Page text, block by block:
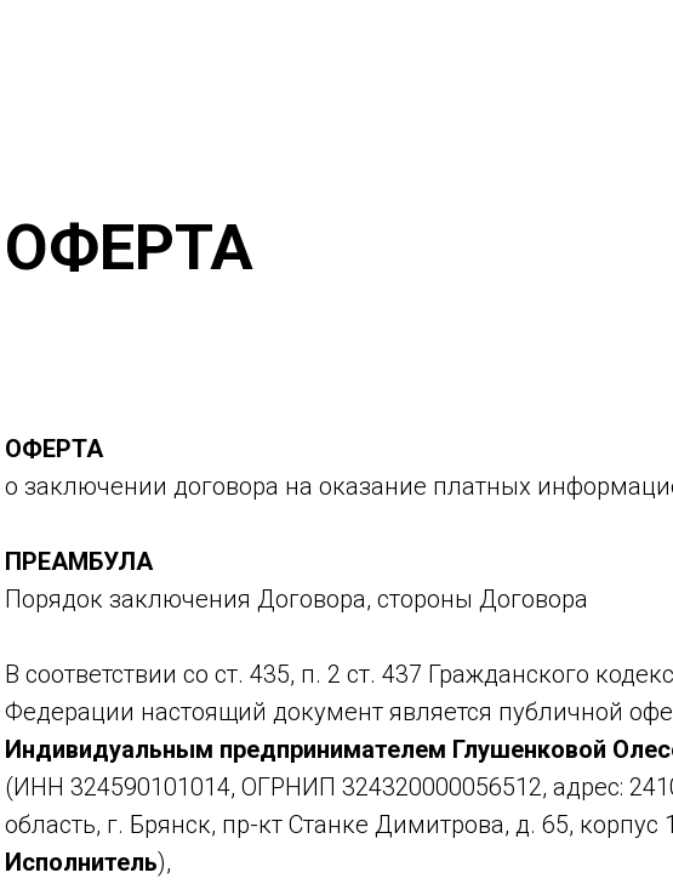
ОФЕРТА
ОФЕРТА
о заключении договора на оказание платных
ПРЕАМБУЛА
Порядок заключения Договора, стороны Договора
В соответствии со ст. 435, п. 2 ст. 437 Гражданского
Федерации настоящий документ является публичной
Индивидуальным предпринимателем Глушенковой
(ИНН 324590101014, ОГРНИП 324320000056512, адрес:
область, г. Брянск, пр-кт Станке Димитрова, д. 65, корпус
Исполнитель),